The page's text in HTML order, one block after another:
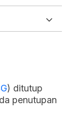
) ditutup
penutupan